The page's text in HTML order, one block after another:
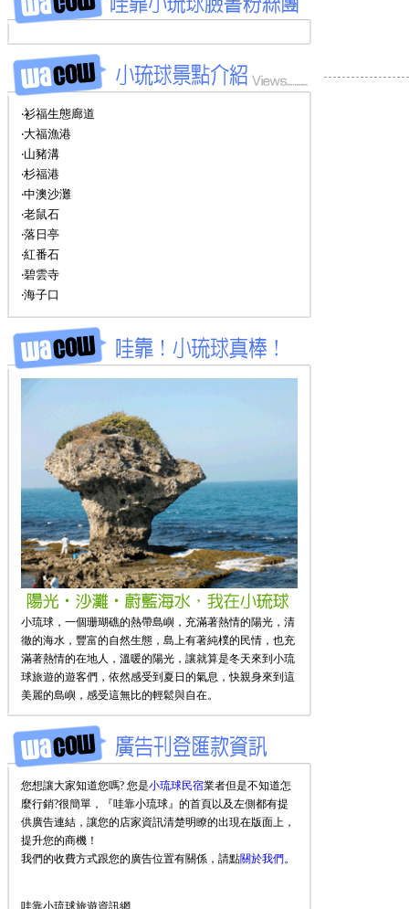
‧衫福生態廊道
‧大福漁港
‧山豬溝
‧杉福港
‧中澳沙灘
‧老鼠石
‧落日亭
‧紅番石
‧碧雲寺
‧海子口
小琉球，一個珊瑚礁的熱帶島嶼，充滿著熱情的陽光，清
徹的海水，豐富的自然生態，島上有著純樸的民情，也充
滿著熱情的在地人，溫暖的陽光，讓就算是冬天來到小琉
球旅遊的遊客們，依然感受到夏日的氣息，快親身來到這
美麗的島嶼，感受這無比的輕鬆與自在。
您想讓大家知道您嗎? 您是小琉球民宿業者但是不知道怎
麼行銷?很簡單，『哇靠小琉球』的首頁以及左側都有提
供廣告連結，讓您的店家資訊清楚明瞭的出現在版面上，
提升您的商機！
我們的收費方式跟您的廣告位置有關係，請點關於我們。
哇靠小琉球旅遊資訊網